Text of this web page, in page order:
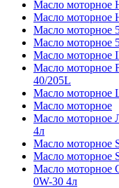
Масло моторное
Масло моторное
Масло моторное
Масло моторное
Масло моторное
Масло
40/205L
Масло моторное
Масло моторное
Масло моторное
4л
Масло моторное
Масло моторное
Масло моторное
0W-30 4л